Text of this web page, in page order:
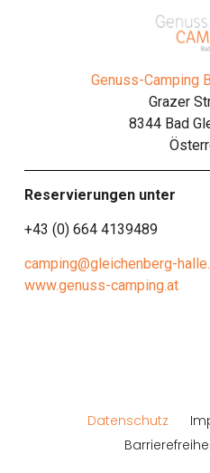
Genuss-Camping
Grazer
8344 Bad
Reservierungen unter
+43 (0) 664 4139489
camping@gleichenberg-
www.genuss-camping.at
Datenschutz